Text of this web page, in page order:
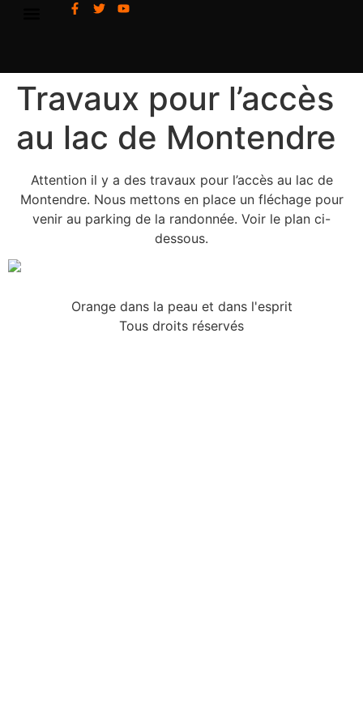
Travaux pour l’accès
au lac de Montendre
Attention il y a des travaux pour l’accès au lac de
Montendre. Nous mettons en place un fléchage pour
venir au parking de la randonnée. Voir le plan ci-
dessous.
Orange dans la peau et dans l'esprit
Tous droits réservés